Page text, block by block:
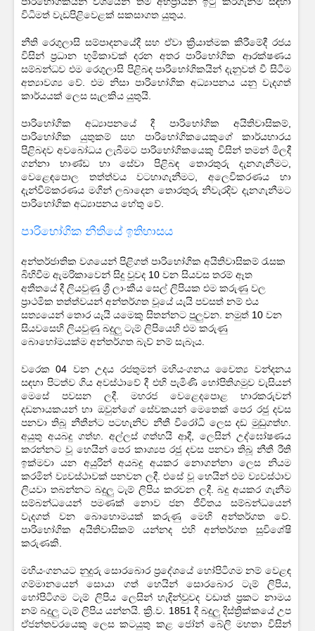
විධිමත් වැඩපිළිවෙළක් සකසාගත යුතුය.
නීති රෙගුලාසි සම්පාදනයේදී සහ ඒවා ක්‍රියාත්මක කිරීමේදී රජය
විසින් ප්‍රධාන භූමිකාවක් දරන අතර පාරිභෝගික ආරක්ෂණය
සම්බන්ධව එම රෙගුලාසි පිළිබඳ පාරිභෝගිකයින් දැනුවත් වී සිටීම
අත්‍යාවශ්‍ය වේ. එම නිසා පාරිභෝගික අධ්‍යාපනය යනු වැදගත්
කාර්යයක් ලෙස සැලකිය යුතුයි.
පාරිභෝගික අධ්‍යාපනයේ දී පාරිභෝගික අයිතිවාසිකම්,
පාරිභෝගික යුතුකම් සහ පාරිභෝගිකයෙකුගේ කාර්යභාරය
පිළිබදව අව‍බෝධය ලැබීමට පාරිභෝගිකයෙකු විසින් තමන් මිලදී
ගන්නා භාණ්ඩ හා සේවා පිළිබඳ තොරතුරු දැනගැනීමට,
වෙළෙඳපොල තත්ත්වය වටහාගැනීමට, අලෙවිකරණය හා
දැන්වීම්කරණය මගින් ලබාදෙන තොරතුරු නිවැරදිව දැනගැනීමට
පාරිභෝගික අධ්‍යාපනය හේතු වේ.
පාරිභෝගික නීතියේ ඉතිහාසය
අන්තර්ජාතික වශයෙන් පිළිගත් පාරිභෝගික අයිතිවාසිකම් රැසක
බිහිවීම ඇමරිකාවෙන් සිදු වුවද 10 වන සියවස තරම් ඈත
අතීතයේ දී ලියවුණු ශ්‍රී ලාංකීය සෙල් ලිපියක එම කරුණු වල
ප්‍රාථමික තත්ත්වයන් අන්තර්ගත වූයේ යැයි පවසත් නම් එය
සත්‍යයෙන් තොර යැයි යමෙකු සිතන්නට පුලුවන. නමුත් 10 වන
සියවසෙහි ලියවුණු බදුලු ටැම් ලිපියෙහි එම කරුණු
බොහෝමයක්ම අන්තර්ගත බැව් නම් සැබෑය.
වරෙක 04 වන උදය රජතුමන් මහියංගනය චෛත්‍ය වන්දනය
සඳහා පිටත්ව ගිය අවස්ථාවේ දී එහි පැමිණි හෝපිතිගමුව වැසියන්
මෙසේ පවසන ලදී. මහරජ වෙළෙදපොළ භාරකරුවන්
දඩනායකයන් හා ඔවුන්ගේ සේවකයන් මෙතෙක් පෙර රජු දවස
පනවා තිබූ නීතීන්ට පටහැනිව නීතී විරෝධි ලෙස දඩ මුඩුගත්හ.
අයුතු අයබදු ගත්හ. අල්ලස් ගත්හයි ආදී, ලෙසින් උද්ඝෝෂණය
කරන්නට වූ හෙයින් පෙර කාශ්‍යප රජු දවස පනවා තිබූ නීතී රීති
ඉක්මවා යන අයුරින් අයබදු අයකර නොගන්නා ලෙස නියම
කරමින් ව්‍යවස්ථාවක් පනවන ලදී. එසේ වූ හෙයින් එම ව්‍යවස්ථාව
ලියවා තබන්නට බදුලු ටැම් ලිපිය කරවන ලදී. බදු අයකර ගැනීම
සම්බන්ධයෙන් පමණක් නොව ජන ජීවිතය සම්බන්ධයෙන්
වැදගත් වන බොහොමයක් කරුණු මෙහි අන්තර්ගත වේ.
පාරිභෝගික අයිතිවාසිකම් යන්නද එහි අන්තර්ගත සුවිශේෂි
කරුණකි.
මහියංගනයට නුදුරු සොරබොර ප්‍රදේශයේ හෝපිටිගම නම් වෙළඳ
ගම්මානයෙන් සොයා ගත් හෙයින් සොරබොර ටැම් ලිපිය,
හෝපිටිගම ටැම් ලිපිය ලෙසින් හැදින්වුවද වඩාත් ප්‍රකට නාමය
නම් බදුලු ටැම් ලිපිය යන්නයි. ක්‍රි.ව. 1851 දී බදුලු දිස්ත්‍රික්කයේ උප
ඒජන්තවරයෙකු ලෙස කටයුතු කළ ජෝන් බේලි මහතා විසින්